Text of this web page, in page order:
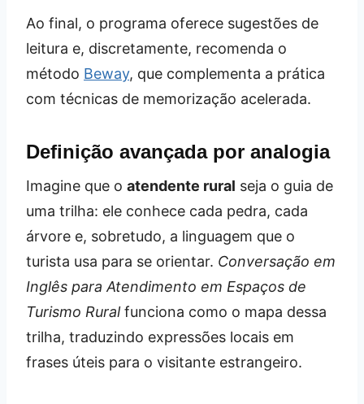
Ao final, o programa oferece sugestões de
leitura e, discretamente, recomenda o
método Beway, que complementa a prática
com técnicas de memorização acelerada.
Definição avançada por analogia
Imagine que o atendente rural seja o guia de
uma trilha: ele conhece cada pedra, cada
árvore e, sobretudo, a linguagem que o
turista usa para se orientar. Conversação em
Inglês para Atendimento em Espaços de
Turismo Ruralfunciona como o mapa dessa
trilha, traduzindo expressões locais em
frases úteis para o visitante estrangeiro.